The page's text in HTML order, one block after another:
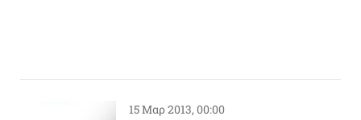
15 Μαρ 2013, 00:00